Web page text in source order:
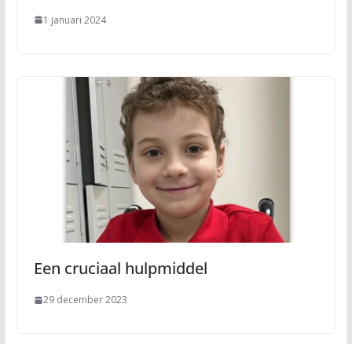
1 januari 2024
Een cruciaal hulpmiddel
29 december 2023